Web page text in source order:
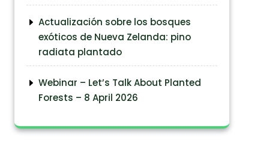
Actualización sobre los bosques
exóticos de Nueva Zelanda: pino
radiata plantado
Webinar – Let’s Talk About Planted
Forests – 8 April 2026